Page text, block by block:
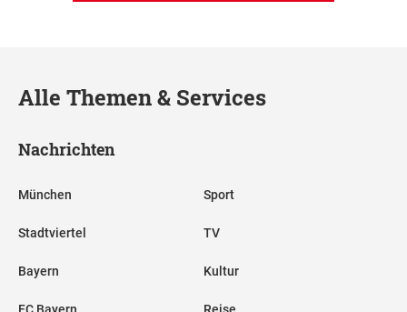
Alle Themen & Services
Nachrichten
München
Stadtviertel
Bayern
FC Bayern
Sport
TV
Kultur
Reise